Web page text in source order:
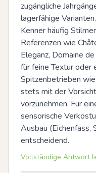
zugängliche
lagerfähige
Kenner häufig
Referenzen wie
Eleganz, Domaine
für feine Textur oder
Spitzenbetrieben
stets mit der
vorzunehmen. Für
sensorische
Ausbau (Eichenfass,
entscheidend.
Vollständige Antwort